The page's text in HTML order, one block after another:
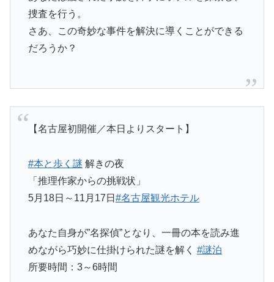
捜査を行う。
さあ、この奇妙な事件を解決に導くことができる
だろうか？
【名古屋初開催／本日よりスタート】
#本と歩く謎 解きの夜
「推理作家からの挑戦状」
5月18日～11月17日 #名古屋観光ホテル
あなた自身が”名探偵”となり、一冊の本を読み進
めながら巧妙に仕掛けられた謎を解く #謎泊
所要時間：3～6時間